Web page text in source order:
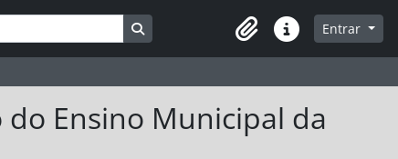
Busque na página de navegação
Atalhos Entrar
Ensino Municipal da